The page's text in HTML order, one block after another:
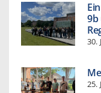
9b
30.
25.